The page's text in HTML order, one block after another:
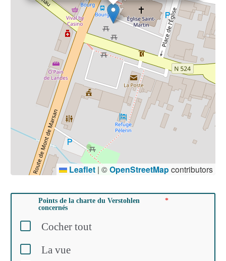
Leaflet | ©OpenStreetMap contributors
Points de la charte du Verstohlen
concernés
Cocher tout
La vue